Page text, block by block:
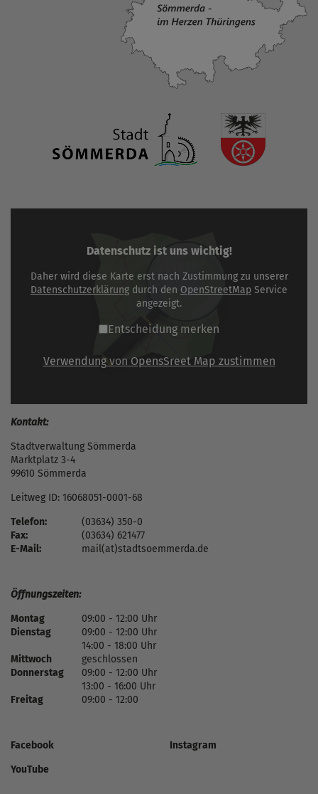
Datenschutz ist uns wichtig!
Daher wird diese Karte erst nach Zustimmung zu unserer
Datenschutzerklärung durch den OpenStreetMap Service
angezeigt.
Entscheidung merken
Verwendung von OpensSreet Map zustimmen
Kontakt:
Stadtverwaltung Sömmerda
Marktplatz 3-4
99610 Sömmerda
Leitweg ID: 16068051-0001-68
Telefon:
(03634) 350-0
Fax:
(03634) 621477
E-Mail:
mail(at)stadtsoemmerda.de
Öffnungszeiten:
Montag
09:00 - 12:00 Uhr
Dienstag
09:00 - 12:00 Uhr
14:00 - 18:00 Uhr
Mittwoch
geschlossen
Donnerstag
09:00 - 12:00 Uhr
13:00 - 16:00 Uhr
Freitag
09:00 - 12:00
Facebook
Instagram
YouTube